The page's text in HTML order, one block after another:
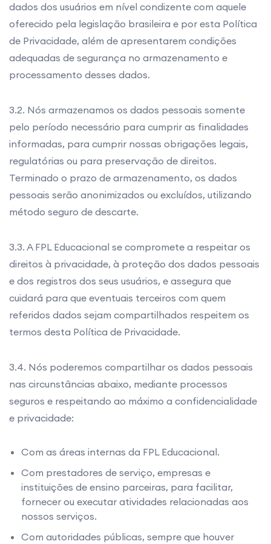
dados dos usuários em nível condizente com aquele
oferecido pela legislação brasileira e por esta Política
de Privacidade, além de apresentarem condições
adequadas de segurança no armazenamento e
processamento desses dados.
3.2. Nós armazenamos os dados pessoais somente
pelo período necessário para cumprir as finalidades
informadas, para cumprir nossas obrigações legais,
regulatórias ou para preservação de direitos.
Terminado o prazo de armazenamento, os dados
pessoais serão anonimizados ou excluídos, utilizando
método seguro de descarte.
3.3. A FPL Educacional se compromete a respeitar os
direitos à privacidade, à proteção dos dados pessoais
e dos registros dos seus usuários, e assegura que
cuidará para que eventuais terceiros com quem
referidos dados sejam compartilhados respeitem os
termos desta Política de Privacidade.
3.4. Nós poderemos compartilhar os dados pessoais
nas circunstâncias abaixo, mediante processos
seguros e respeitando ao máximo a confidencialidade
e privacidade:
Com as áreas internas da FPL Educacional.
Com prestadores de serviço, empresas e
instituições de ensino parceiras, para facilitar,
fornecer ou executar atividades relacionadas aos
nossos serviços.
Com autoridades públicas, sempre que houver